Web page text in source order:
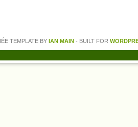
TEMPLATE BY IAN MAIN- BUILT FOR